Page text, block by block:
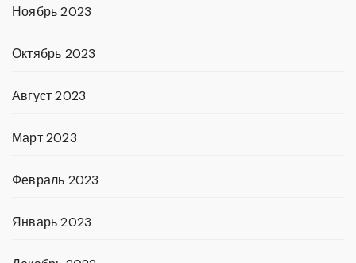
Ноябрь 2023
Октябрь 2023
Август 2023
Март 2023
Февраль 2023
Январь 2023